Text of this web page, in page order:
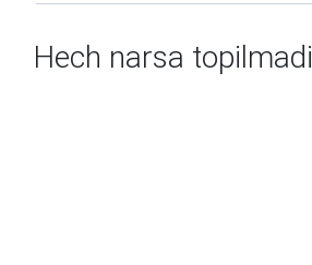
Hech narsa topilmadi